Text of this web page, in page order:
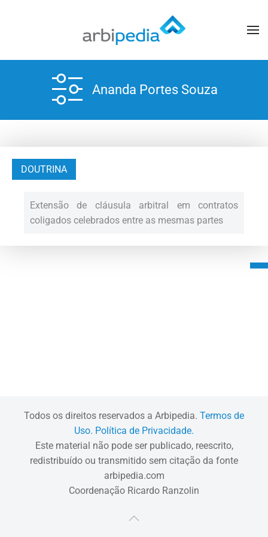
Ananda Portes Souza
DOUTRINA
Extensão de cláusula arbitral em contratos
coligados celebrados entre as mesmas partes
Todos os direitos reservados a Arbipedia. Termos de
Uso. Política de Privacidade.
Este material não pode ser publicado, reescrito,
redistribuído ou transmitido sem citação da fonte
arbipedia.com
Coordenação Ricardo Ranzolin